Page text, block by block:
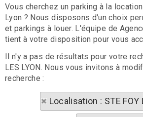
Vous cherchez un parking à la
Lyon ? Nous disposons d'un choix
et parkings à louer. L'équipe de
tient à votre disposition pour vous
Il n'y a pas de résultats pour votre
LES LYON. Nous vous invitons à
recherche :
Localisation : STE FOY